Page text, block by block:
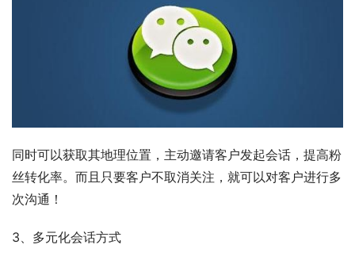
同时可以获取其地理位置，主动邀请客户发起会话，提高粉
丝转化率。而且只要客户不取消关注，就可以对客户进行多
次沟通！
3、多元化会话方式